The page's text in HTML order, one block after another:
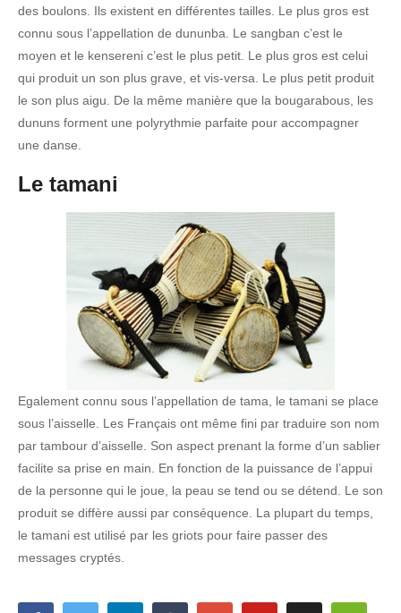
des boulons. Ils existent en différentes tailles. Le plus gros est
connu sous l’appellation de dununba. Le sangban c’est le
moyen et le kensereni c’est le plus petit. Le plus gros est celui
qui produit un son plus grave, et vis-versa. Le plus petit produit
le son plus aigu. De la même manière que la bougarabous, les
dununs forment une polyrythmie parfaite pour accompagner
une danse.
Le tamani
Egalement connu sous l’appellation de tama, le tamani se place
sous l’aisselle. Les Français ont même fini par traduire son nom
par tambour d’aisselle. Son aspect prenant la forme d’un sablier
facilite sa prise en main. En fonction de la puissance de l’appui
de la personne qui le joue, la peau se tend ou se détend. Le son
produit se diffère aussi par conséquence. La plupart du temps,
le tamani est utilisé par les griots pour faire passer des
messages cryptés.